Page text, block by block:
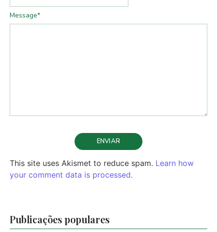
Message*
This site uses Akismet to reduce spam. Learn how
your comment data is processed.
Publicações populares